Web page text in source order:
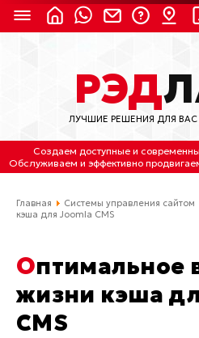
8 (800)
Мск)
Бесплатно по
(4212) 658-
(4212) 637-
Отдельный вход
Пн-пт. с 9:30
РЭД
ЛУЧШИЕ РЕШЕНИЯ ДЛЯ
Создаем доступные и
Обслуживаем и эффективно
Главная Системы управления сайтом
кэша для Joomla CMS
Оптимальное время
жизни кэша
CMS